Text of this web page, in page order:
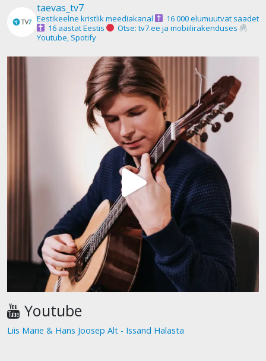
taevas_tv7
Eestikeelne kristlik meediakanal
16 000 elumuutvat saadet
16 aastat Eestis
Otse: tv7.ee ja mobiilirakenduses
Youtube, Spotify
Youtube
Liis Marie & Hans Joosep Alt - Issand Halasta